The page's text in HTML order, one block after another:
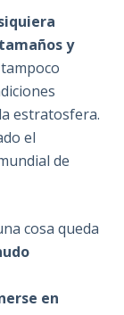
y
estratosfera.
el
de
cosa queda
en